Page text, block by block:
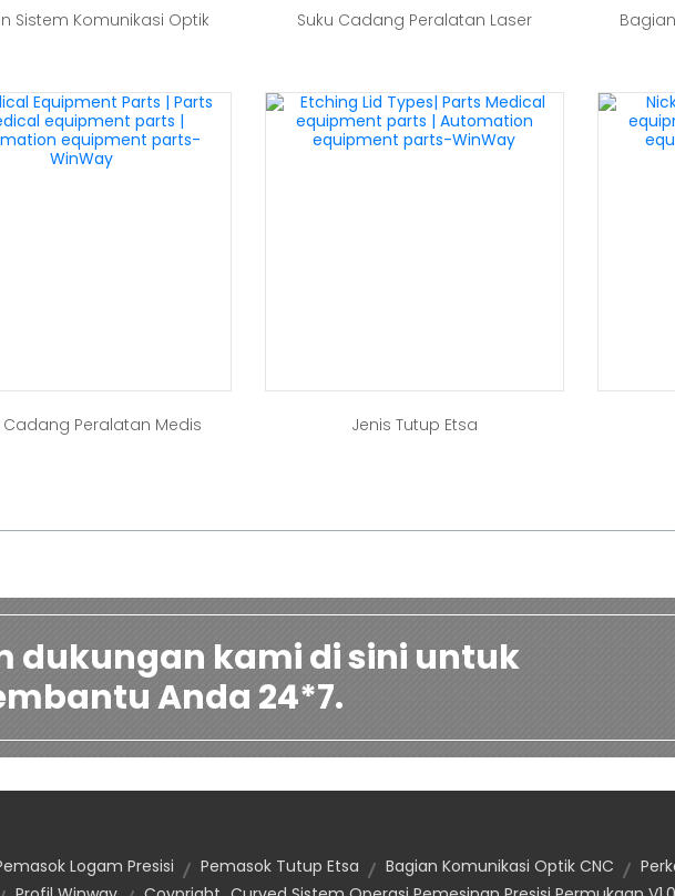
Sistem Komunikasi Optik Suku Cadang Peralatan Laser
Cadang Peralatan Medis Jenis Tutup Etsa
dukungan kami di sini untuk
Anda 24*7.
Logam Presisi Pemasok Tutup Etsa Bagian Komunikasi Optik CNC